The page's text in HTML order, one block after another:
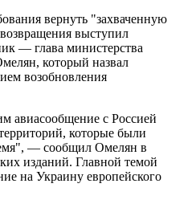
вернуть "захваченную
выступил
— глава министерства
который назвал
возобновления
авиасообщение с Россией
которые были
— сообщил Омелян в
изданий. Главной темой
на Украину европейского